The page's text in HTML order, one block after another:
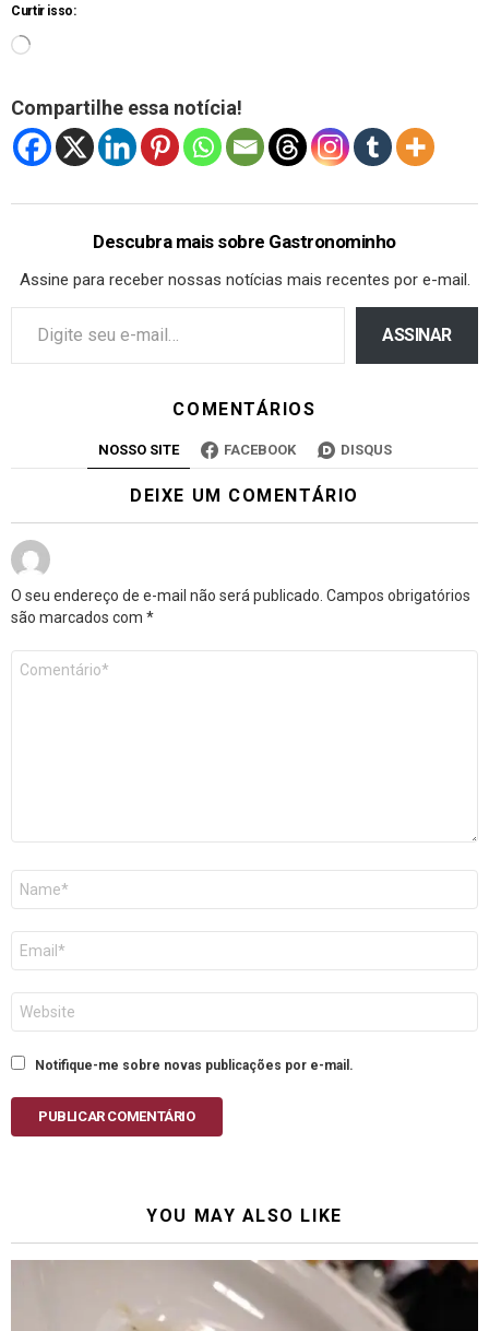
Curtir isso:
Compartilhe essa notícia!
Descubra mais sobre Gastronominho
Assine para receber nossas notícias mais recentes por e-mail.
ASSINAR
COMENTÁRIOS
NOSSO SITE FACEBOOK DISQUS
DEIXE UM COMENTÁRIO
O seu endereço de e-mail não será publicado. Campos obrigatórios
são marcados com *
mail
Notifique-me sobre novas publicações por e-mail.
PUBLICAR COMENTÁRIO
YOU MAY ALSO LIKE